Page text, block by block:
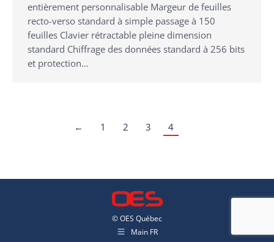
entièrement personnalisable Margeur de feuilles
recto-verso standard à simple passage à 150
feuilles Clavier rétractable pleine dimension
standard Chiffrage des données standard à 256 bits
et protection…
← 1 2 3 4
© OES Québec
Main FR